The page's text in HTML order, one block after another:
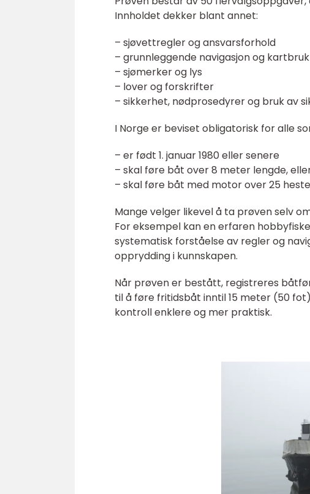
Innholdet dekker blant annet:
– sjøvettregler og ansvarsforhold
– grunnleggende navigasjon og kartbruk
– sjømerker og lys
– lover og forskrifter
– sikkerhet, nødprosedyrer og bruk av
I Norge er beviset obligatorisk for alle
– er født 1. januar 1980 eller senere
– skal føre båt over 8 meter lengde,
– skal føre båt med motor over 25
Mange velger likevel å ta prøven selv
For eksempel kan en erfaren
systematisk forståelse av regler og
opprydding i kunnskapen.
Når prøven er bestått, registreres
til å føre fritidsbåt inntil 15 meter (50
kontroll enklere og mer praktisk.